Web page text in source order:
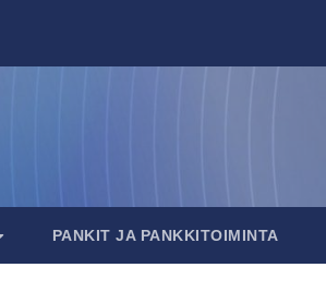
PANKIT JA PANKKITOIMINTA